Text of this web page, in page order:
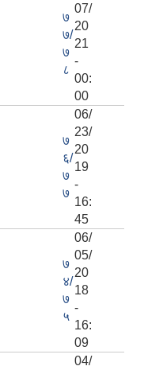
७
७/
७
८
07/
20
21
-
00:
00
७
६/
७
७
06/
23/
20
19
-
16:
45
७
४/
७
५
06/
05/
20
18
-
16:
09
04/